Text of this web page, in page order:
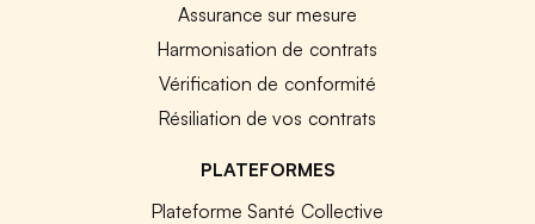
Assurance sur mesure
Harmonisation de contrats
Vérification de conformité
Résiliation de vos contrats
PLATEFORMES
Plateforme Santé Collective